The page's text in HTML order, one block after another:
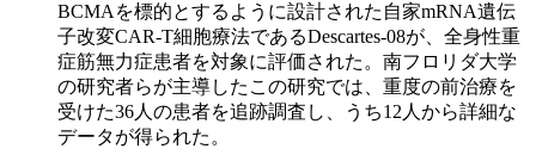
BCMAを標的とするように設計された自家mRNA遺伝
子改変CAR-T細胞療法であるDescartes-08が、全身性重
症筋無力症患者を対象に評価された。南フロリダ大学
の研究者らが主導したこの研究では、重度の前治療を
受けた36人の患者を追跡調査し、うち12人から詳細な
データが得られた。